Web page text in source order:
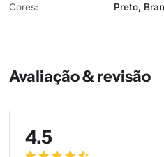
Cores: Preto,
Avaliação & revisão
4.5